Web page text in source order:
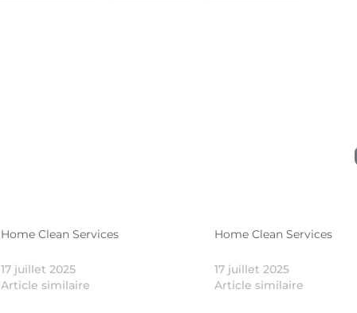
Home Clean Services
17 juillet 2025
Article similaire
Home Clean Services
17 juillet 2025
Article similaire